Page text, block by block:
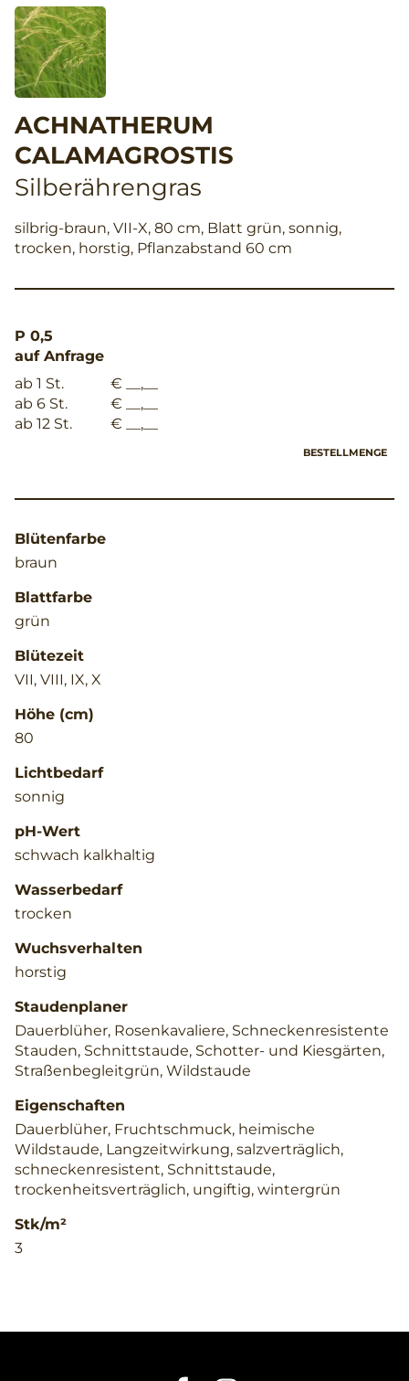
ACHNATHERUM
CALAMAGROSTIS
Silberährengras
silbrig-braun, VII-X, 80 cm, Blatt grün, sonnig,
trocken, horstig, Pflanzabstand 60 cm
P 0,5
auf Anfrage
ab 1 St.
€ __,__
ab 6 St.
€ __,__
ab 12 St.
€ __,__
BESTELLMENGE
Blütenfarbe
braun
Blattfarbe
grün
Blütezeit
VII, VIII, IX, X
Höhe (cm)
80
Lichtbedarf
sonnig
pH-Wert
schwach kalkhaltig
Wasserbedarf
trocken
Wuchsverhalten
horstig
Staudenplaner
Dauerblüher, Rosenkavaliere, Schneckenresistente
Stauden, Schnittstaude, Schotter- und Kiesgärten,
Straßenbegleitgrün, Wildstaude
Eigenschaften
Dauerblüher, Fruchtschmuck, heimische
Wildstaude, Langzeitwirkung, salzverträglich,
schneckenresistent, Schnittstaude,
trockenheitsverträglich, ungiftig, wintergrün
Stk/m²
3